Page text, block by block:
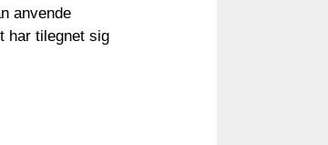
anvende
har tilegnet sig